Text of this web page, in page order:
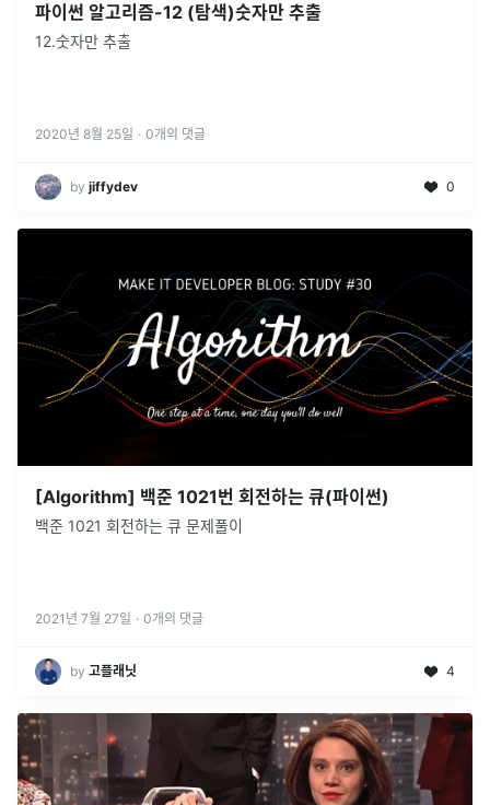
파이썬 알고리즘-12 (탐색)숫자만 추출
12.숫자만 추출
2020년 8월 25일 · 0개의 댓글
by jiffydev 0
[Algorithm] 백준 1021번 회전하는 큐(파이썬)
백준 1021 회전하는 큐 문제풀이
2021년 7월 27일 · 0개의 댓글
by 고플래닛 4